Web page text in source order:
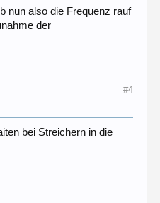
nun also die Frequenz rauf
der
#4
bei Streichern in die